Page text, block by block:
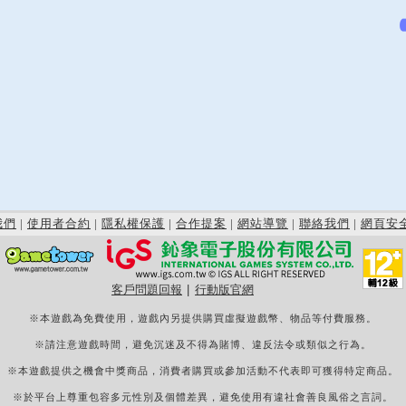
們 | 使用者合約 | 隱私權保護 | 合作提案 | 網站導覽 | 聯絡我們 | 網頁安
客戶問題回報 行動版官網
※本遊戲為免費使用，遊戲內另提供購買虛擬遊戲幣、物品等付費服務。
※請注意遊戲時間，避免沉迷及不得為賭博、違反法令或類似之行為。
※本遊戲提供之機會中獎商品，消費者購買或參加活動不代表即可獲得特定商品。
※於平台上尊重包容多元性別及個體差異，避免使用有違社會善良風俗之言詞。